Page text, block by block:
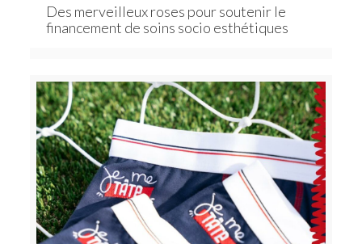
Des merveilleux roses pour soutenir le
financement de soins socio esthétiques